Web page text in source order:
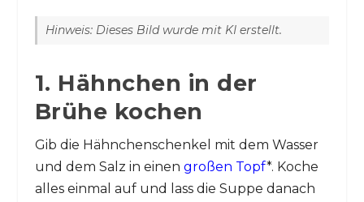
Hinweis: Dieses Bild wurde mit KI erstellt.
1. Hähnchen in der
Brühe kochen
Gib die Hähnchenschenkel mit dem Wasser
und dem Salz in einen großen Topf*. Koche
alles einmal auf und lass die Suppe danach